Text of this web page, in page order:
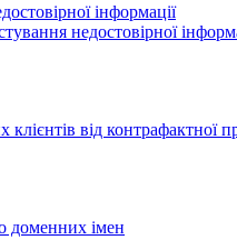
інформації
недостовірної
від контрафактної
доменних імен